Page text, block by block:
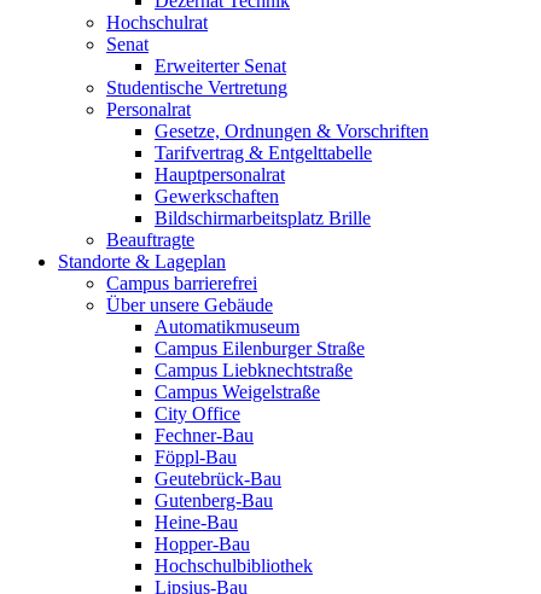
Hochschulrat
Senat
Erweiterter Senat
Studentische Vertretung
Personalrat
Gesetze, Ordnungen & Vorschriften
Tarifvertrag & Entgelttabelle
Hauptpersonalrat
Gewerkschaften
Bildschirmarbeitsplatz Brille
Beauftragte
Standorte & Lageplan
Campus barrierefrei
Über unsere Gebäude
Automatikmuseum
Campus Eilenburger Straße
Campus Liebknechtstraße
Campus Weigelstraße
City Office
Fechner-Bau
Föppl-Bau
Geutebrück-Bau
Gutenberg-Bau
Heine-Bau
Hopper-Bau
Hochschulbibliothek
Lipsius-Bau